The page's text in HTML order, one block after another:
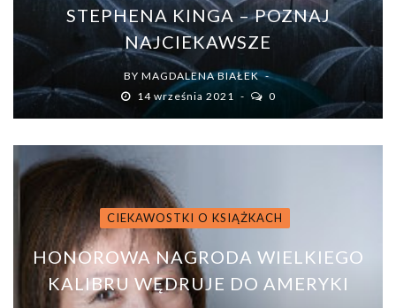
STEPHENA KINGA – POZNAJ
NAJCIEKAWSZE
BY MAGDALENA BIAŁEK
14 września 2021
0
CIEKAWOSTKI O KSIĄŻKACH
HONOROWA NAGRODA WIELKIEGO
KALIBRU WĘDRUJE DO AMERYKI